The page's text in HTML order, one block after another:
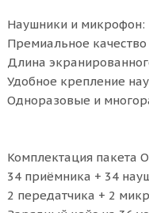
Наушники и микрофон:
Премиальное качество
Длина
Удобное крепление
Одноразовые и
Комплектация пакета
34 приёмника + 34
2 передатчика + 2